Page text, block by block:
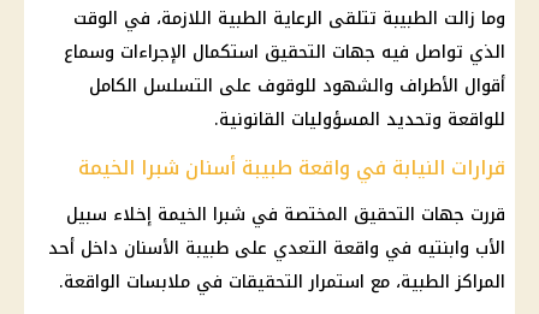
وما زالت الطبيبة تتلقى الرعاية الطبية اللازمة، في الوقت
الذي تواصل فيه جهات التحقيق استكمال الإجراءات وسماع
أقوال الأطراف والشهود للوقوف على التسلسل الكامل
للواقعة وتحديد المسؤوليات القانونية.
قرارات النيابة في واقعة طبيبة أسنان شبرا الخيمة
قررت جهات التحقيق المختصة في شبرا الخيمة إخلاء سبيل
الأب وابنتيه في واقعة التعدي على طبيبة الأسنان داخل أحد
المراكز الطبية، مع استمرارالتحقيقات في ملابسات الواقعة.